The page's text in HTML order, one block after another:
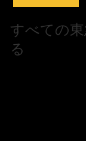
すべての
る